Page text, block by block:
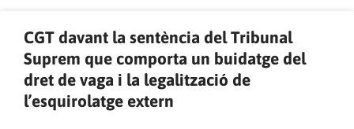
CGT davant la sentència del Tribunal
Suprem que comporta un buidatge del
dret de vaga i la legalització de
l’esquirolatge extern